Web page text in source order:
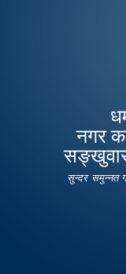
नगर
सुन्दर समुन्नत